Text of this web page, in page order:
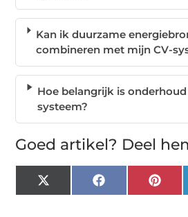
Kan ik duurzame
combineren met mijn CV-
Hoe belangrijk is
systeem?
Goed artikel? Deel
X
(Twitter)
Facebook